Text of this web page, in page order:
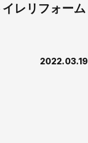
レリフォーム
2022.03.19